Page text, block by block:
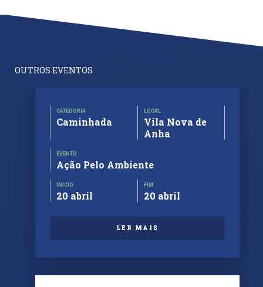
OUTROS EVENTOS
CATEGORIA
Caminhada
LOCAL
Vila Nova de
Anha
EVENTO
Ação Pelo Ambiente
INÍCIO
20 abril
FIM
20 abril
LER MAIS